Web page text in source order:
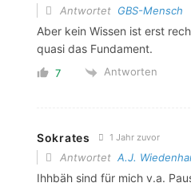
Antwortet GBS-Mensch
Aber kein Wissen ist erst
quasi das Fundament.
7 Antworten
Sokrates 1 Jahr zuvor
Antwortet A.J.
Ihhbäh sind für mich v.a.